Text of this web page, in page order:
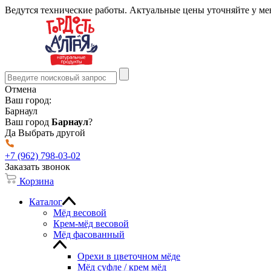
Ведутся технические работы. Актуальные цены уточняйте у
Отмена
Ваш город:
Барнаул
Ваш город Барнаул?
Да Выбрать другой
+7 (962) 798-03-02
Заказать звонок
Корзина
Каталог
Мёд весовой
Крем-мёд весовой
Мёд фасованный
Орехи в цветочном мёде
Мёд суфле / крем мёд